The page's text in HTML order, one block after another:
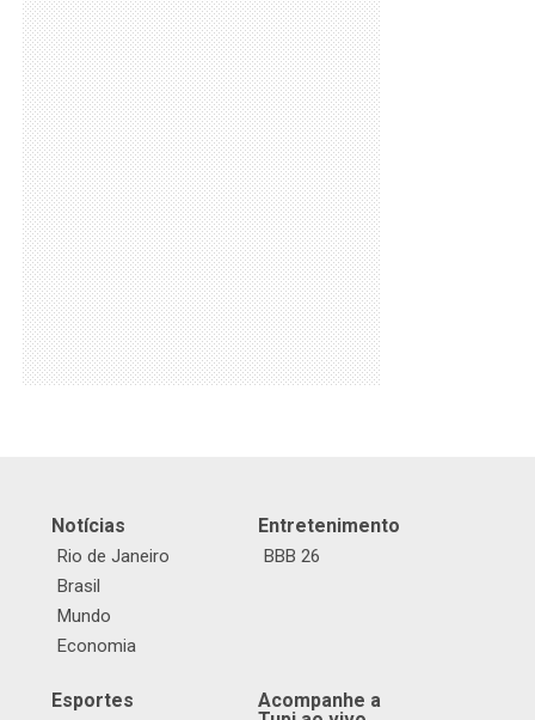
Notícias
Rio de Janeiro
Brasil
Mundo
Economia
Entretenimento
BBB 26
Esportes
Acompanhe a